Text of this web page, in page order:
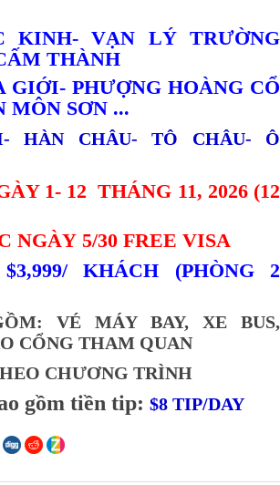
KINH- VẠN LÝ TRƯỜNG
THÀNH
GIỚI- PHƯỢNG HOÀNG CỔ
MÔN SƠN ...
HÀN CHÂU- TÔ CHÂU- Ô
1- 12 THÁNG 11, 2026 (12
NGÀY 5/30 FREE VISA
$3,999/ KHÁCH (PHÒNG 2
VÉ MÁY BAY, XE BUS,
CỔNG THAM QUAN
CHƯƠNG TRÌNH
gồm tiền tip: $8 TIP/DAY